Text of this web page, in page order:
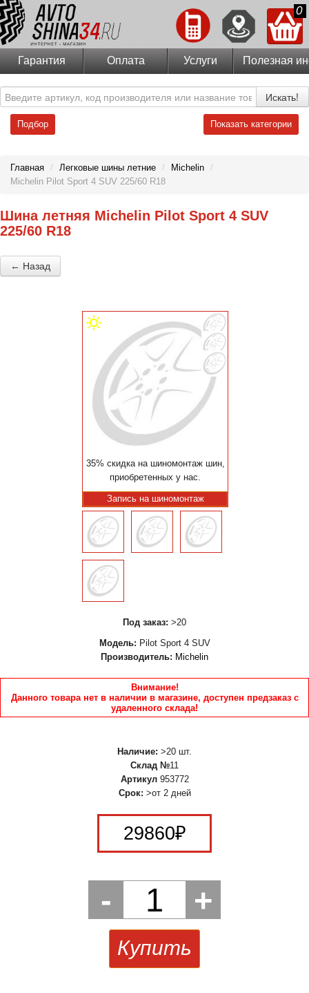
0
Гарантия Оплата Услуги Полезная
Искать!
Подбор Показать категории
Главная / Легковые шины летние / Michelin /
Michelin Pilot Sport 4 SUV 225/60 R18
Шина летняя Michelin Pilot Sport 4 SUV
225/60 R18
← Назад
35% скидка на шиномонтаж шин,
приобретенных у нас.
Запись на шиномонтаж
Под заказ: >20
Модель: Pilot Sport 4 SUV
Производитель: Michelin
Внимание!
Данного товара нет в наличии в магазине, доступен предзаказ с
удаленного склада!
Наличие: >20 шт.
Склад №11
Артикул 953772
Срок: >от 2 дней
29860₽
- 1 +
Купить